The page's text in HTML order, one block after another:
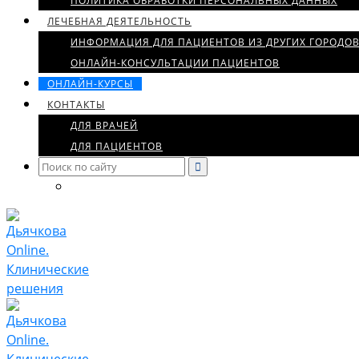
ЛЕЧЕБНАЯ ДЕЯТЕЛЬНОСТЬ
ИНФОРМАЦИЯ ДЛЯ ПАЦИЕНТОВ ИЗ ДРУГИХ ГОРОДОВ
ОНЛАЙН-КОНСУЛЬТАЦИИ ПАЦИЕНТОВ
ОНЛАЙН-КУРСЫ
КОНТАКТЫ
ДЛЯ ВРАЧЕЙ
ДЛЯ ПАЦИЕНТОВ
Search
for: